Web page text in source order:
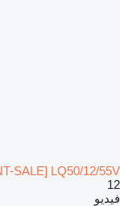
SALE] LQ50/12/55V
12
فيديو